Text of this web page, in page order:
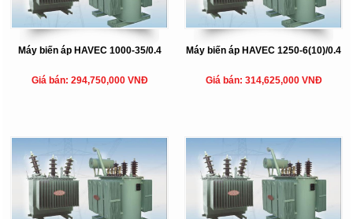
Máy biến áp HAVEC 1000-35/0.4
Giá bán: 294,750,000 VNĐ
Máy biến áp HAVEC 1250-6(10)/0.4
Giá bán: 314,625,000 VNĐ